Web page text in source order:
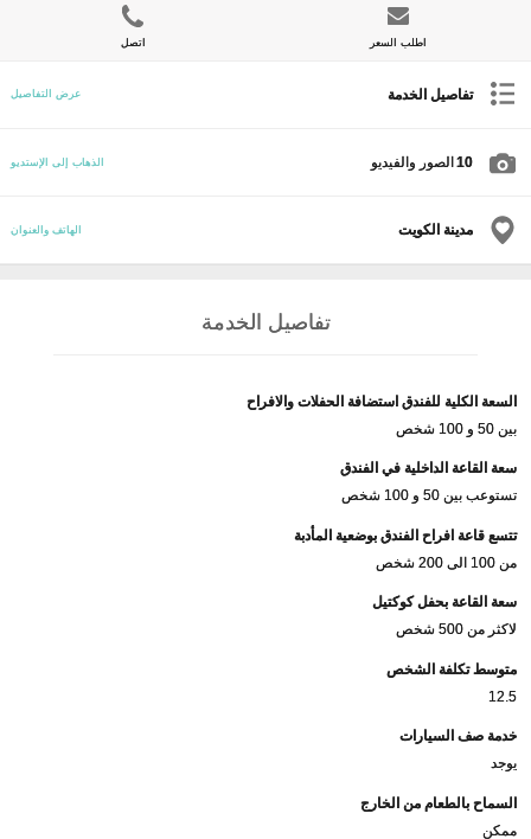
اطلب السعر اتصل
تفاصيل الخدمة عرض التفاصيل
10 الصور والفيديو الذهاب إلى الإستديو
مدينة الكويت الهاتف والعنوان
تفاصيل الخدمة
السعة الكلية للفندق استضافة الحفلات والافراح
بين 50 و 100 شخص
سعة القاعة الداخلية في الفندق
تستوعب بين 50 و 100 شخص
تتسع قاعة افراح الفندق بوضعية المأدبة
من 100 الى 200 شخص
سعة القاعة بحفل كوكتيل
لاكثر من 500 شخص
متوسط تكلفة الشخص
12.5
خدمة صف السيارات
يوجد
السماح بالطعام من الخارج
ممكن